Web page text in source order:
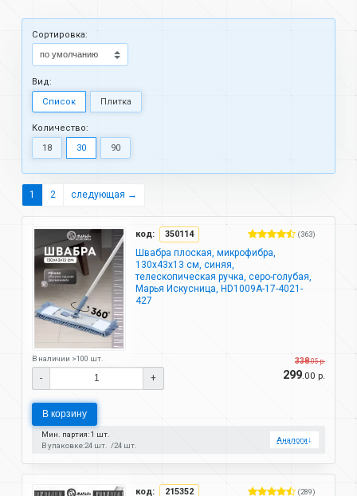
Cортировка:
Вид:
Список
Плитка
Количество:
18
30 90
1 2 следующая →
код: 350114 (363)
Швабра плоская, микрофибра,
130х43х13 см, синяя,
телескопическая ручка, серо-голубая,
Марья Искусница, HD1009A-17-4021-
427
В наличии >100 шт.
- +
338.05 р.
299.00 р.
В корзину
Мин. партия: 1 шт.
В упаковке:24 шт. 24 шт.
Аналоги↓
код: 215352 (289)